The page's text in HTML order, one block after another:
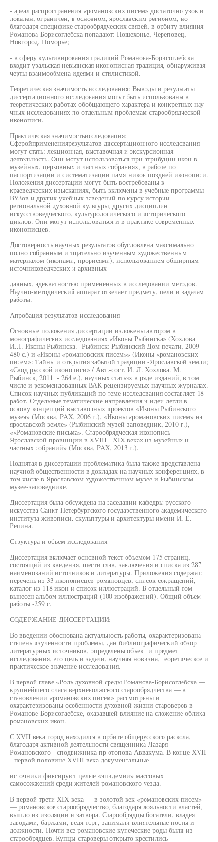
- ареал распространения «романовских писем» достаточно узок и
локален, ограничен, в основном, ярославским регионом, но
благодаря специфике старообрядческих связей, в орбиту влияния
Романова-Борисоглебска попадают: Пошехонье, Череповец,
Новгород, Поморье;
- в сферу культивирования традиций Романова-Борисоглебска
входит уральская невьянская иконописная традиция, обнаруживая
черты взаимообмена идеями и стилистикой.
Теоретическая значимость исследования: Выводы и результаты
диссертационного исследования могут быть использованы в
теоретических работах обобщающего характера и конкретных нау
чных исследованиях по отдельным проблемам старообрядческой
иконописи.
Практическая значимостьисследовапия:
Сферойприменениярезультатов диссертационного исследования
могут стать: лекционная, выставочная и экскурсионная
деятельность. Они могут использоваться при атрибуции икон в
музейных, церковных и частных собраниях, в работе по
паспортизации и систематизации памятников поздней иконописи.
Положения диссертации могут быть востребованы в
краеведческих изысканиях, быть включены в учебные программы
ВУЗов и других учебных заведений по курсу истории
региональной духовной культуры, других дисциплин
искусствоведческого, культурологического и исторического
циклов. Они могут использоваться и в практике современных
иконописцев.
Достоверность научных результатов обусловлена максимально
полно собранным и тщательно изученным художественным
материалом (иконами, прорисями), использованием обширным
источниковедческих и архивных
данных, адекватностью примененных в исследовании методов.
Научно-методический аппарат отвечает предмету, цели и задачам
работы.
Апробация результатов исследования
Основные положения диссертации изложены автором в
монографических исследованиях «Иконы Рыбинска» (Хохлова
И.Л. Иконы Рыбинска. -Рыбинск: Рыбинский Дом печати, 2009. -
480 с.) и «Иконы «романовских писем»» (Иконы «романовских
писем»: Тайны и открытия забытой традиции -Ярославской земли;
«Свод русской иконописи» / Авт.-сост. И. Л. Хохлова. М.;
Рыбинск, 2011. - 264 е.), научных статьях в ряде изданий, в том
числе и рекомендованных ВАК рецензируемых научных журналах.
Список научных публикаций по теме исследования составляет 18
работ. Отдельные тематические направления и идеи легли в
основу концепций выставочных проектов «Иконы Рыбинского
музея» (Москва, PAX, 2006 г.), «Иконы «романовских писем» на
ярославской земле» (Рыбинский музей-заповедник, 2010 г.),
««Романовские письма». Старообрядческая иконопись
Ярославской провинции в XVIII - XIX веках из музейных и
частных собраний» (Москва, PAX, 2013 г.).
Поднятая в диссертации проблематика была также представлена
научной общественности в докладах на научных конференциях, в
том числе в Ярославском художественном музее и Рыбинском
музее-заповеднике.
Диссертация была обсуждена на заседании кафедры русского
искусства Санкт-Петербургского государственного академического
института живописи, скульптуры и архитектуры имени И. Е.
Репина.
Структура и объем исследования
Диссертация включает основной текст объемом 175 страниц,
состоящий из введения, шести глав, заключения и списка из 287
наименований источников и литературы. Приложения содержат:
перечень из 33 иконописцев-романовцев, список сокращений,
каталог из 118 икон и список иллюстраций. В отдельный том
вынесен альбом иллюстраций (100 изображений). Общий объем
работы -259 с.
СОДЕРЖАНИЕ ДИССЕРТАЦИИ:
Во введении обоснована актуальность работы, охарактеризована
степень изученности проблемы, дан библиографический обзор
литературных источников, определены объект и предмет
исследования, его цель и задачи, научная новизна, теоретическое и
практическое значение исследования.
В первой главе «Роль духовной среды Романова-Борисоглебска —
крупнейшего очага верхневолжского старообрядчества — в
становлении «романовских писем» рассмотрены и
охарактеризованы особенности духовной жизни староверов в
Романове-Борисогаебске, оказавшей влияние на сложение облика
романовских икон.
С XVII века город находился в орбите общерусского раскола,
благодаря активной деятельности священника Лазаря
Романовского - сподвижника пр отопопа Аввакума. В конце XVII
- первой половине XVIII века документальные
источники фиксируют целые «эпидемии» массовых
самосожжений среди жителей романовского уезда.
В первой трети XIX века — в золотой век «романовских писем»
— романовское старообрядчество, благодаря лояльности властей,
вышло из изоляции и затвора. Старообрядцы богатели, владея
заводами, баржами, ведя торг, занимали влиятельные посты и
должности. Почти все романовские купеческие роды были из
старообрядцев. Купцы-староверы открыто крестились